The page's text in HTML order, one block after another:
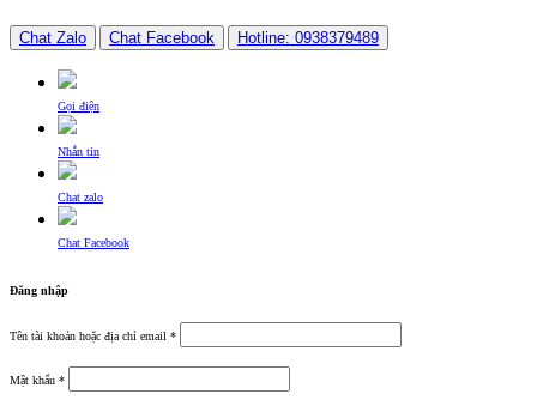
Chat Zalo Chat Facebook Hotline: 0938379489
Gọi điện
Nhắn tin
Chat zalo
Chat Facebook
Đăng nhập
Tên tài khoản hoặc địa chỉ email *
Mật khẩu *